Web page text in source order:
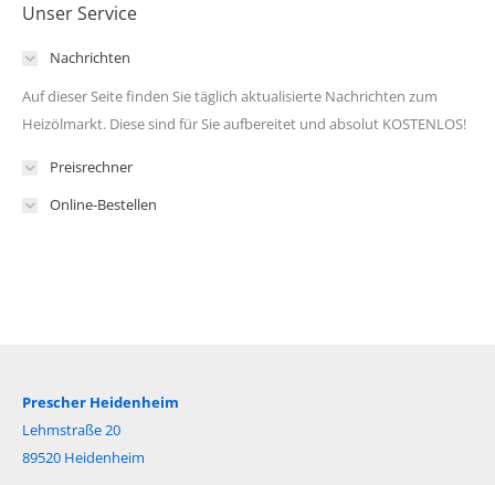
Unser Service
Nachrichten
Auf dieser Seite finden Sie täglich aktualisierte Nachrichten zum
Heizölmarkt. Diese sind für Sie aufbereitet und absolut KOSTENLOS!
Preisrechner
Online-Bestellen
Prescher Heidenheim
Lehmstraße 20
89520 Heidenheim